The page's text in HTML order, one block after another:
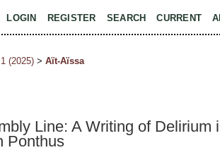
LOGIN REGISTER SEARCH CURRENT
(2025) > Aït-Aïssa
Line: A Writing of Delirium
Ponthus